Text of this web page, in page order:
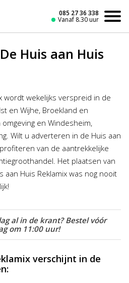
085 27 36 338
Vanaf 8.30 uur
Huis aan Huis
wordt wekelijks verspreid in de
en Wijhe, Broekland en
en Windesheim,
Wilt u adverteren in de Huis aan
van de aantrekkelijke
Het plaatsen van
Huis Reklamix was nog nooit
al in de krant? Bestel vóór
om 11:00 uur!
verschijnt in de